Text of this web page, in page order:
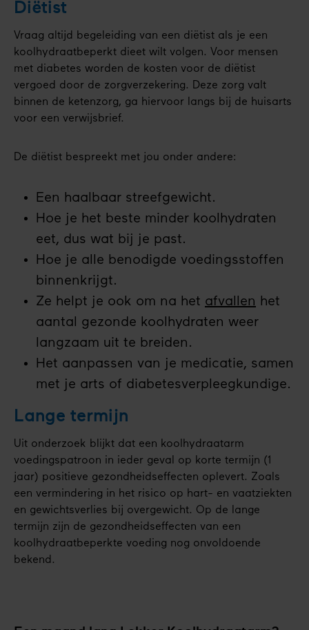
Diëtist
Vraag altijd begeleiding van een diëtist als je een
koolhydraatbeperkt dieet wilt volgen. Voor mensen
met diabetes worden de kosten voor de diëtist
vergoed door de zorgverzekering. Deze zorg valt
binnen de ketenzorg, ga hiervoor langs bij de huisarts
voor een verwijsbrief.
De diëtist bespreekt met jou onder andere:
Een haalbaar streefgewicht.
Hoe je het beste minder koolhydraten
eet, dus wat bij je past.
Hoe je alle benodigde voedingsstoffen
binnenkrijgt.
Ze helpt je ook om na het afvallen het
aantal gezonde koolhydraten weer
langzaam uit te breiden.
Het aanpassen van je medicatie, samen
met je arts of diabetesverpleegkundige.
Lange termijn
Uit onderzoek blijkt dat een koolhydraatarm
voedingspatroon in ieder geval op korte termijn (1
jaar) positieve gezondheidseffecten oplevert. Zoals
een vermindering in het risico op hart- en vaatziekten
en gewichtsverlies bij overgewicht. Op de lange
termijn zijn de gezondheidseffecten van een
koolhydraatbeperkte voeding nog onvoldoende
bekend.